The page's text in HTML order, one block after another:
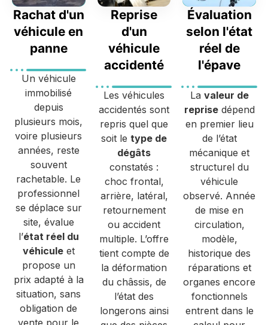
Rachat d'un
véhicule en
panne
Un véhicule
immobilisé
depuis
plusieurs mois,
voire plusieurs
années, reste
souvent
rachetable. Le
professionnel
se déplace sur
site, évalue
l’état réel du
véhiculeet
propose un
prix adapté à la
situation, sans
obligation de
Reprise
d'un
véhicule
accidenté
Les véhicules
accidentés sont
repris quel que
soit le type de
dégâts
constatés :
choc frontal,
arrière, latéral,
retournement
ou accident
multiple. L’offre
tient compte de
la déformation
du châssis, de
l’état des
longerons ainsi
Évaluation
selon l'état
réel de
l'épave
La valeur de
reprisedépend
en premier lieu
de l’état
mécanique et
structurel du
véhicule
observé. Année
de mise en
circulation,
modèle,
historique des
réparations et
organes encore
fonctionnels
entrent dans le